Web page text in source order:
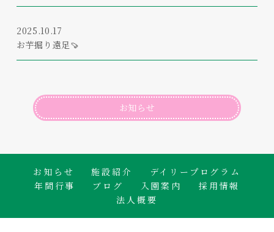
2025.10.17
お芋掘り遠足🍠
お知らせ
お知らせ 施設紹介
デイリープログラム
年間行事
ブログ 入園案内
採用情報
法人概要